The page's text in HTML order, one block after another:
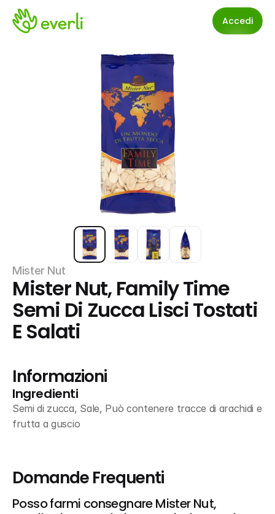
Accedi
Mister Nut
Mister Nut, Family Time
Semi Di Zucca Lisci Tostati
E Salati
Informazioni
Ingredienti
Semi di zucca, Sale, Può contenere tracce di arachidi e
frutta a guscio
Domande Frequenti
Posso farmi consegnare Mister Nut,